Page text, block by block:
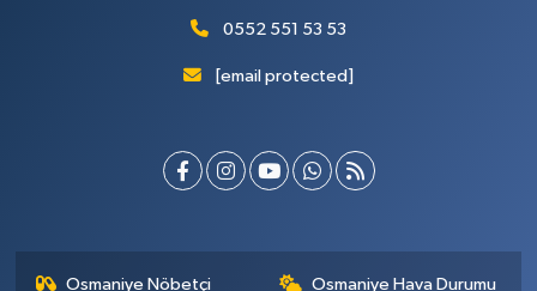
0552 551 53 53
[email protected]
Osmaniye Nöbetçi Osmaniye Hava Durumu